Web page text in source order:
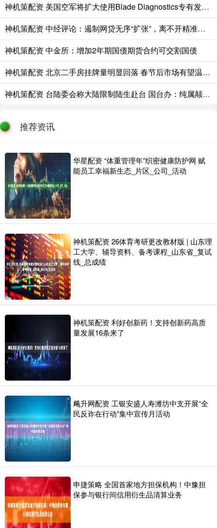
神机策配资 美国空军将扩大使用Blade Diagnostics专有发动机维护平台至F-35
神机策配资 中经评论：遏制网贷无序“扩张”，离不开精准监管
神机策配资 中金所：增加2年期国债期货合约可交割国债
神机策配资 北京二手房挂牌量明显回落 春节后市场有望温和复苏
神机策配资 台陆委会称大陆限制陆生赴台 国台办：纯属颠倒黑白、造谣抹黑
推荐资讯
华星配资 “体重管理年”织密健康防护网 赋
能员工幸福新生态_片区_公司_活动
神机策配资 26体育考研更改教材版 | 山东理
工大学、辅导资料、备考课程_山东省_复试
线_总成绩
神机策配资 利好创新药！支持创新药高质
量发展16条来了
飚升网配资 工银安盛人寿潍坊中支开展“全
民反诈在行动”集中宣传月活动
申捷策略 全国首家地方担保机构！中豫担
保参与银行间信用衍生品清算业务